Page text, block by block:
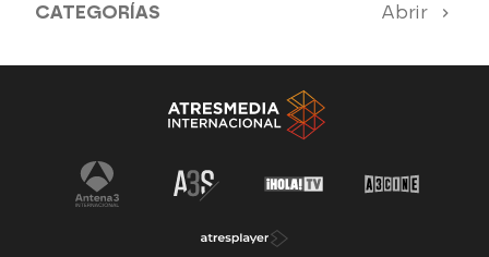
CATEGORÍAS Abrir
Antena 3 Noticias El Hormiguero
Tu cara me suena Pasapalabra